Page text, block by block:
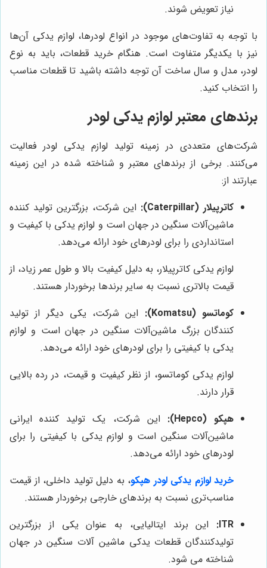
نیاز تعویض شوند.
با توجه به تفاوت‌های موجود در انواع لودرها، لوازم یدکی آن‌ها
نیز با یکدیگر متفاوت است. هنگام خرید قطعات، باید به نوع
لودر، مدل و سال ساخت آن توجه داشته باشید تا قطعات مناسب
را انتخاب کنید.
برندهای معتبر لوازم یدکی لودر
شرکت‌های متعددی در زمینه تولید لوازم یدکی لودر فعالیت
می‌کنند. برخی از برندهای معتبر و شناخته شده در این زمینه
عبارتند از:
کاترپیلار (Caterpillar):
این شرکت، بزرگترین تولید کننده
ماشین‌آلات سنگین در جهان است و لوازم یدکی با کیفیت و
استانداردی را برای لودرهای خود ارائه می‌دهد.
لوازم یدکی کاترپیلار، به دلیل کیفیت بالا و طول عمر زیاد، از
قیمت بالاتری نسبت به سایر برندها برخوردار هستند.
کوماتسو (Komatsu):
این شرکت، یکی دیگر از تولید
کنندگان بزرگ ماشین‌آلات سنگین در جهان است و لوازم
یدکی با کیفیتی را برای لودرهای خود ارائه می‌دهد.
لوازم یدکی کوماتسو، از نظر کیفیت و قیمت، در رده بالایی
قرار دارند.
هپکو (Hepco):
این شرکت، یک تولید کننده ایرانی
ماشین‌آلات سنگین است و لوازم یدکی با کیفیتی را برای
لودرهای خود ارائه می‌دهد.
خرید لوازم یدکی لودر هپکو، به دلیل تولید داخلی، از قیمت
مناسب‌تری نسبت به برندهای خارجی برخوردار هستند.
ITR:
این برند ایتالیایی، به عنوان یکی از بزرگترین
تولیدکنندگان قطعات یدکی ماشین آلات سنگین در جهان
شناخته می شود.